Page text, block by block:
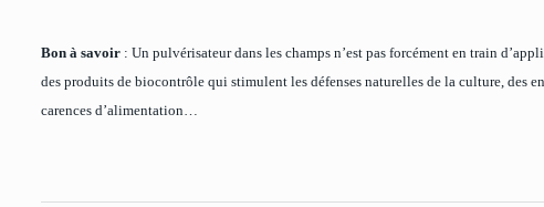
Bon à savoir : Un pulvérisateur dans les champs n’est pas forcément en train
des produits de biocontrôle qui stimulent les défenses naturelles de la culture, des
carences d’alimentation…